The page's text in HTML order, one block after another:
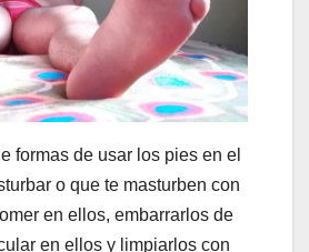
formas de usar los pies en el
o que te masturben con
en ellos, embarrarlos de
en ellos y limpiarlos con